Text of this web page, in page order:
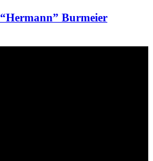
Burmeier